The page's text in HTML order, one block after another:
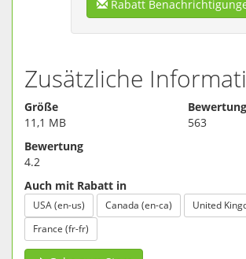
Rabatt
Zusätzliche
Größe
11,1 MB
563
Bewertung
4.2
Auch mit Rabatt in
USA (en-us) Canada (en-ca)
United
France (fr-fr)